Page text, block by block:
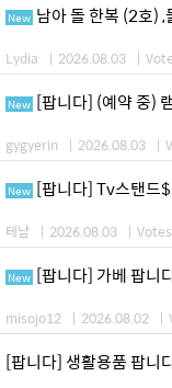
New 남아 돌 한복 (2호) ,
Lydia | 2026.08.03 |
New [팝니다] (예약 중)
gygyerin | 2026.08.03 |
New [팝니다] Tv스탠드
테남 | 2026.08.03 |
New [팝니다] 가베 팝니
misojo12 | 2026.08.02 |
[팝니다] 생활용품 팝니